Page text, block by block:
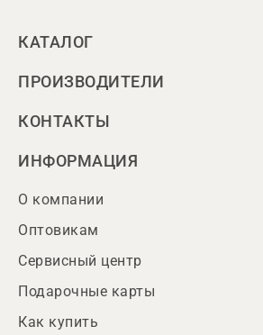
КАТАЛОГ
ПРОИЗВОДИТЕЛИ
КОНТАКТЫ
ИНФОРМАЦИЯ
О компании
Оптовикам
Сервисный центр
Подарочные карты
Как купить